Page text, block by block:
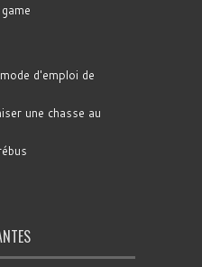
d'emploi de
une chasse au